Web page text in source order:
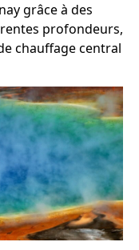
grâce à des
profondeurs,
chauffage central